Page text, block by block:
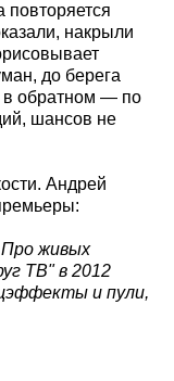
накрыли
до берега
в обратном — по
шансов не
Андрей
живых
ТВ" в 2012
и пули,